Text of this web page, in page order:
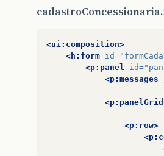
<ui:composition>
<h:form id=
<p:panel
id=
<p:messages
<p:panelGrid
<p:row>